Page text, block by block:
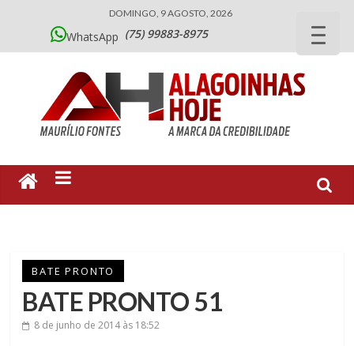
DOMINGO, 9 AGOSTO, 2026
WhatsApp (75) 99883-8975
BATE PRONTO
BATE PRONTO 51
8 de junho de 2014às 18:52